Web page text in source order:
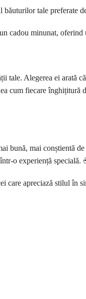
tale preferate
cadou minunat,
tale. Alegerea ei arată
cum fiecare înghițitură
bună, mai conștientă
o experiență specială.
care apreciază stilul în